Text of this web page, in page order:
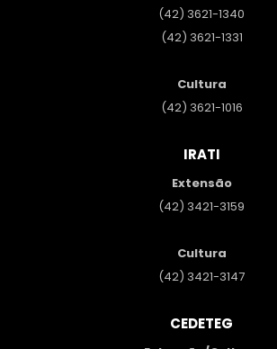
(42) 3621-1340
(42) 3621-1331
Cultura
(42) 3621-1016
IRATI
Extensão
(42) 3421-3159
Cultura
(42) 3421-3147
CEDETEG